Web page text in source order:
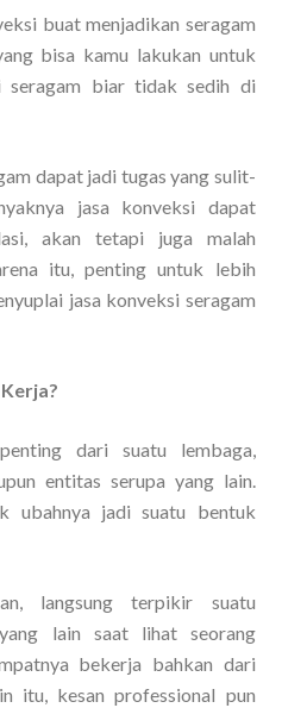
buat menjadikan seragam
bisa kamu lakukan untuk
seragam biar tidak sedih di
dapat jadi tugas yang sulit-
jasa konveksi dapat
akan tetapi juga malah
itu, penting untuk lebih
jasa konveksi seragam
dari suatu lembaga,
entitas serupa yang lain.
ubahnya jadi suatu bentuk
langsung terpikir suatu
lain saat lihat seorang
bekerja bahkan dari
itu, kesan professional pun